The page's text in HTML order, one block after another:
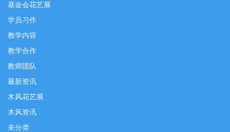
基金会花艺展
学员习作
教学内容
教学合作
教师团队
最新资讯
木风花艺展
木风资讯
未分类